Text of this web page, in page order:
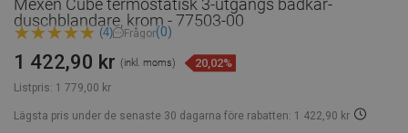
Mexen Cube termostatisk 3-utgångs badkar-
duschblandare, krom - 77503-00
(4) Frågor(0)
Listpris: 1 779,00 kr
1 422,90 kr (inkl. moms) 20,02%
Lägsta pris under de senaste 30 dagarna före rabatten: 1 422,90 kr